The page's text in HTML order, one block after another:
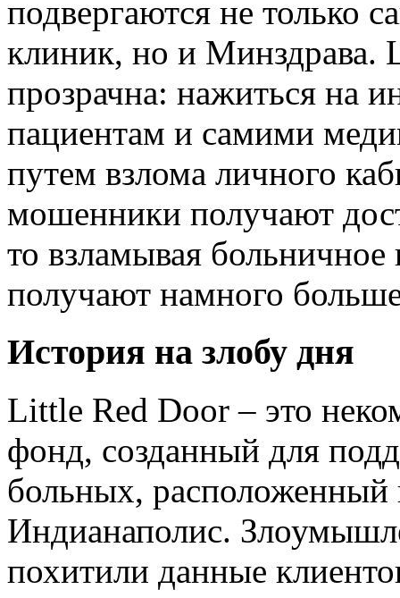
подвергаются не только
клиник, но и Минздрава.
прозрачна: нажиться на
пациентам и самими
путем взлома личного
мошенники получают
то взламывая
получают намного
История на злобу дня
Little Red Door – это
фонд, созданный для
больных, расположенный
Индианаполис.
похитили данные